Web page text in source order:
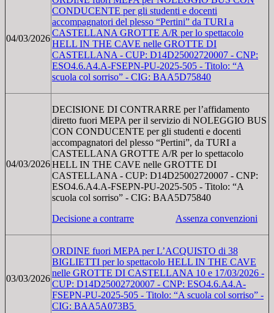
04/03/2026
CONDUCENTE per gli studenti e docenti
accompagnatori del plesso “Pertini” da TURI a
CASTELLANA GROTTE A/R per lo spettacolo
HELL IN THE CAVE nelle GROTTE DI
CASTELLANA - CUP: D14D25002720007 - CNP:
ESO4.6.A4.A-FSEPN-PU-2025-505 - Titolo: “A
scuola col sorriso” - CIG: BAA5D75840
04/03/2026
DECISIONE DI CONTRARRE per l’affidamento
diretto fuori MEPA per il servizio di NOLEGGIO BUS
CON CONDUCENTE per gli studenti e docenti
accompagnatori del plesso “Pertini”, da TURI a
CASTELLANA GROTTE A/R per lo spettacolo
HELL IN THE CAVE nelle GROTTE DI
CASTELLANA - CUP: D14D25002720007 - CNP:
ESO4.6.A4.A-FSEPN-PU-2025-505 - Titolo: “A
scuola col sorriso” - CIG: BAA5D75840
Decisione a contrarre
Assenza convenzioni
03/03/2026
ORDINE fuori MEPA per L’ACQUISTO di 38
BIGLIETTI per lo spettacolo HELL IN THE CAVE
nelle GROTTE DI CASTELLANA 10 e 17/03/2026 -
CUP: D14D25002720007 - CNP: ESO4.6.A4.A-
FSEPN-PU-2025-505 - Titolo: “A scuola col sorriso” -
CIG: BAA5A073B5